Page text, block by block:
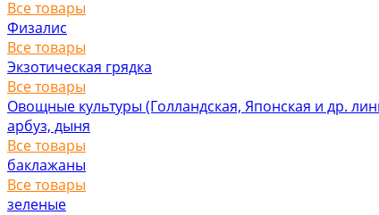
Все товары
Физалис
Все товары
Экзотическая грядка
Все товары
Овощные культуры (Голландская, Японская и др.
арбуз, дыня
Все товары
баклажаны
Все товары
зеленые